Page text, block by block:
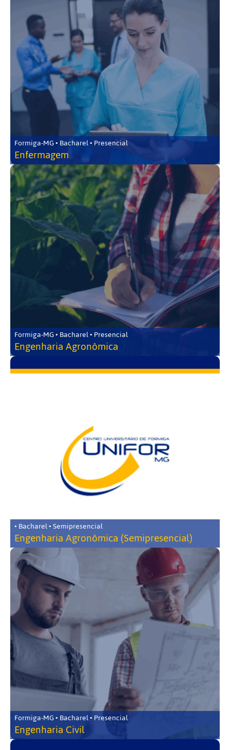
Formiga-MG • Bacharel • Presencial
Enfermagem
Formiga-MG • Bacharel • Presencial
Engenharia Agronômica
• Bacharel • Semipresencial
Engenharia Agronômica (Semipresencial)
Formiga-MG • Bacharel • Presencial
Engenharia Civil